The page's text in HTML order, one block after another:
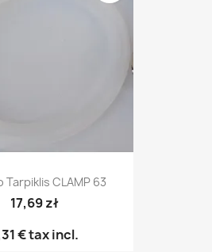
Tarpiklis CLAMP 63
17,69 zł
€tax incl.